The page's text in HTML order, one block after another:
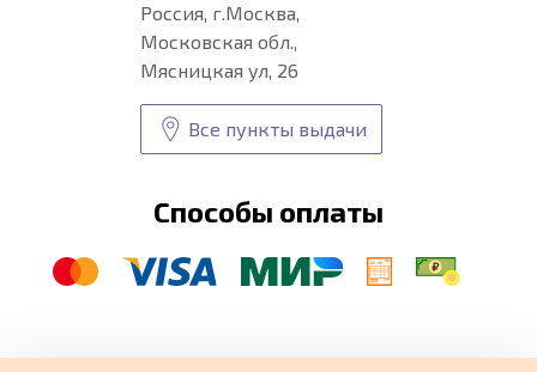
Россия, г.Москва,
Московская обл.,
Мясницкая ул, 26
Все пункты выдачи
Способы оплаты